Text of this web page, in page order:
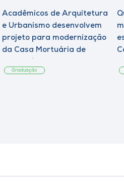
Acadêmicos de Arquitetura
e Urbanismo desenvolvem
projeto para modernização
da Casa Mortuária de
Graduação